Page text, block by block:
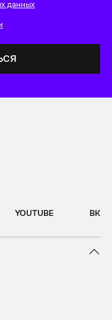
данных
YOUTUBE ВК